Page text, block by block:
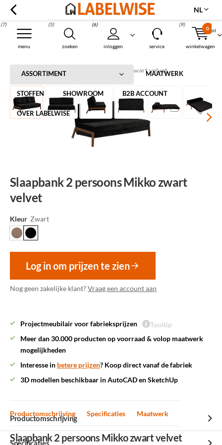
nl
zoeken
(5)
inloggen
(6)
menu
(7)
service winkelwagen
0
(9)
Menu
NL
ASSORTIMENT MAATWERK
STOFFEN SHOWROOM B2B ACCOUNT
OVER LABELWISE
Home Slaapbank 2 persoons Mikko zwart velvet
Slaapbank 2 persoons Mikko zwart
velvet
Kleur Zwart
Log in om prijzen te zien
Nog geen zakelijke klant?Vraag een account aan
Projectmeubilair voor fabrieksprijzen
Tooltip
Meer dan 30.000 producten op voorraad & volop maatwerk
mogelijkheden
Interesse in betere prijzen? Koop direct vanaf de fabriek
3D modellen beschikbaar in AutoCAD en SketchUp
Productomschrijving Specificaties Maatwerk
Productomschrijving
Slaapbank 2 persoons Mikko zwart velvet
Specificaties